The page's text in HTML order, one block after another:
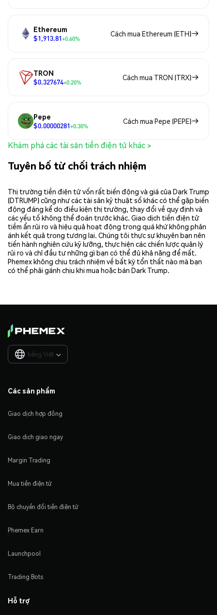
Ethereum
$1,913.81+0.60%
Cách mua Ethereum (ETH)
TRON
$0.327674+0.20%
Cách mua TRON (TRX)
Pepe
$0.00000281+0.30%
Cách mua Pepe (PEPE)
Khám phá các tài sản tiền điện tử khác >
Tuyên bố từ chối trách nhiệm
Thị trường tiền điện tử vốn rất biến động và giá của Dark Trump
(DTRUMP) cũng như các tài sản kỹ thuật số khác có thể gặp biến
động đáng kể do điều kiện thị trường, thay đổi về quy định và
các yếu tố không thể đoán trước khác. Giao dịch tiền điện tử
tiềm ẩn rủi ro và hiệu quả hoạt động trong quá khứ không phản
ánh kết quả trong tương lai. Chúng tôi thực sự khuyên bạn nên
tiến hành nghiên cứu kỹ lưỡng, thực hiện các chiến lược quản lý
rủi ro và chỉ đầu tư những gì bạn có thể đủ khả năng để mất.
Phemex không chịu trách nhiệm về bất kỳ tổn thất nào mà bạn
có thể phải gánh chịu khi mua hoặc bán Dark Trump.
tiếng Việt 
Các sản phẩm
Giao dịch hợp đồng
Giao dịch giao ngay
Margin Trading
Mua tiền điện tử
Bộ chuyển đổi tiền điện tử
Phemex Earn
Launchpool
Trading Bots
Hỗ trợ